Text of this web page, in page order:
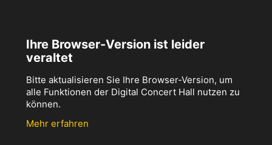
Ihre Browser-Version ist leider
veraltet
Bitte aktualisieren Sie Ihre Browser-Version, um
alle Funktionen der Digital Concert Hall nutzen zu
können.
Mehr erfahren